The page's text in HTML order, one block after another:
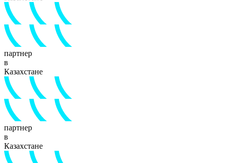
партнер
в
Казахстане
партнер
в
Казахстане